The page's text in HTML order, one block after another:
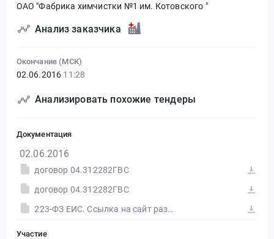
ОАО "Фабрика химчистки №1 им. Котовского "
Анализ заказчика
Окончание (МСК)
02.06.2016 11:28
Анализировать похожие тендеры
Документация
02.06.2016
договор 04.312282ГВС
договор 04.312282ГВС
223-ФЗ ЕИС. Ссылка на сайт размещения тендера #30558478711.doc
Участие